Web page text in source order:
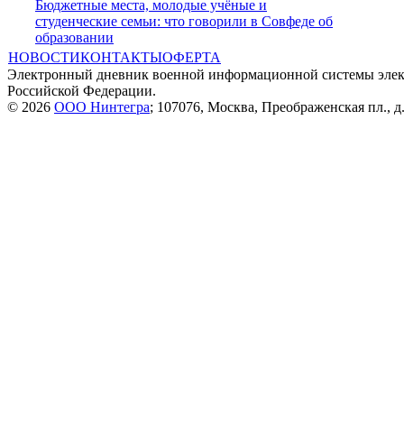
Бюджетные места, молодые учёные и
студенческие семьи: что говорили в Совфеде об
образовании
НОВОСТИКОНТАКТЫОФЕРТА
Электронный дневник военной информационной системы
Российской Федерации.
© 2026 ООО Нинтегра; 107076, Москва, Преображенская пл.,